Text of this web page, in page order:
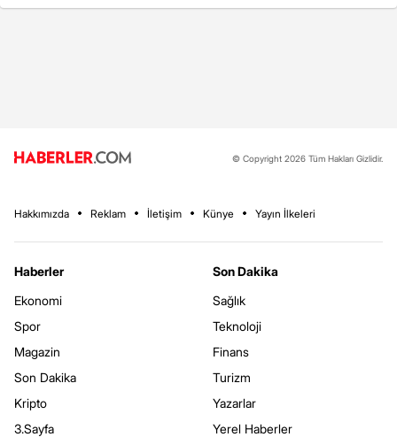
© Copyright 2026 Tüm Hakları Gizlidir.
Hakkımızda Reklam İletişim Künye Yayın İlkeleri
Haberler
Ekonomi
Spor
Magazin
Son Dakika
Kripto
3.Sayfa
Son Dakika
Sağlık
Teknoloji
Finans
Turizm
Yazarlar
Yerel Haberler